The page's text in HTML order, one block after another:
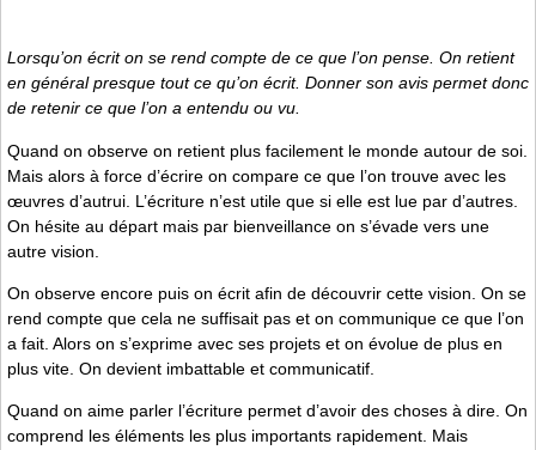
Lorsqu’on écrit on se rend compte de ce que l’on pense. On retient
en général presque tout ce qu’on écrit. Donner son avis permet donc
de retenir ce que l’on a entendu ou vu.
Quand on observe on retient plus facilement le monde autour de soi.
Mais alors à force d’écrire on compare ce que l’on trouve avec les
œuvres d’autrui. L’écriture n’est utile que si elle est lue par d’autres.
On hésite au départ mais par bienveillance on s’évade vers une
autre vision.
On observe encore puis on écrit afin de découvrir cette vision. On se
rend compte que cela ne suffisait pas et on communique ce que l’on
a fait. Alors on s’exprime avec ses projets et on évolue de plus en
plus vite. On devient imbattable et communicatif.
Quand on aime parler l’écriture permet d’avoir des choses à dire. On
comprend les éléments les plus importants rapidement. Mais